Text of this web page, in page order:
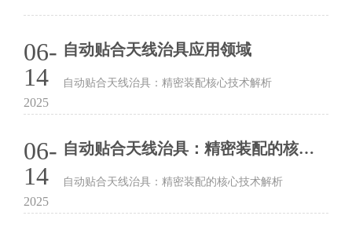
自动贴合天线治具应用领域
06-
14
2025
自动贴合天线治具：精密装配核心技术解析‌
自动贴合天线治具：精密装配的核心技术解析‌
06-
14
2025
自动贴合天线治具：精密装配的核心技术解析‌